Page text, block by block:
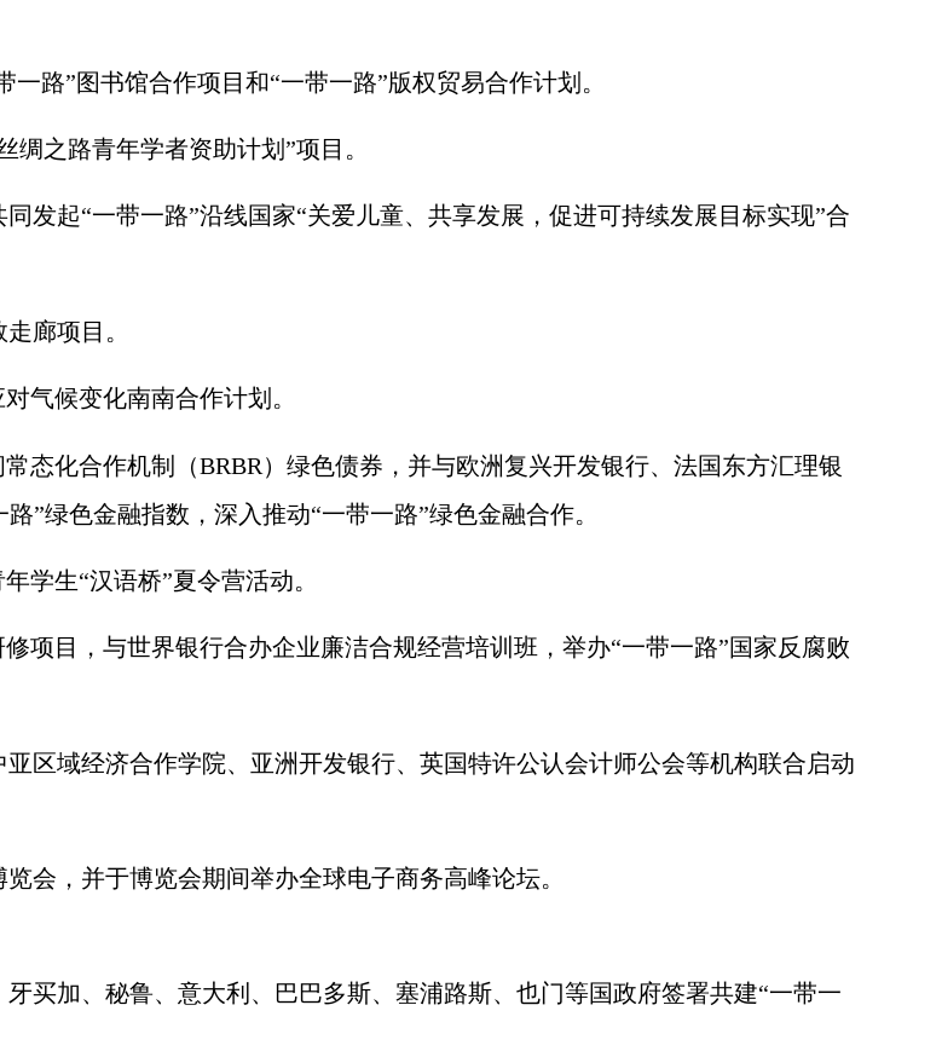
”图书馆合作项目和“一带一路”版权贸易合作计划。
之路青年学者资助计划”项目。
起“一带一路”沿线国家“关爱儿童、共享发展，促进可持续发展目标实现”合
廊项目。
气候变化南南合作计划。
态化合作机制（BRBR）绿色债券，并与欧洲复兴开发银行、法国东方汇理银
”绿色金融指数，深入推动“一带一路”绿色金融合作。
生“汉语桥”夏令营活动。
目，与世界银行合办企业廉洁合规经营培训班，举办“一带一路”国家反腐败
域经济合作学院、亚洲开发银行、英国特许公认会计师公会等机构联合启动
会，并于博览会期间举办全球电子商务高峰论坛。
加、秘鲁、意大利、巴巴多斯、塞浦路斯、也门等国政府签署共建“一带一